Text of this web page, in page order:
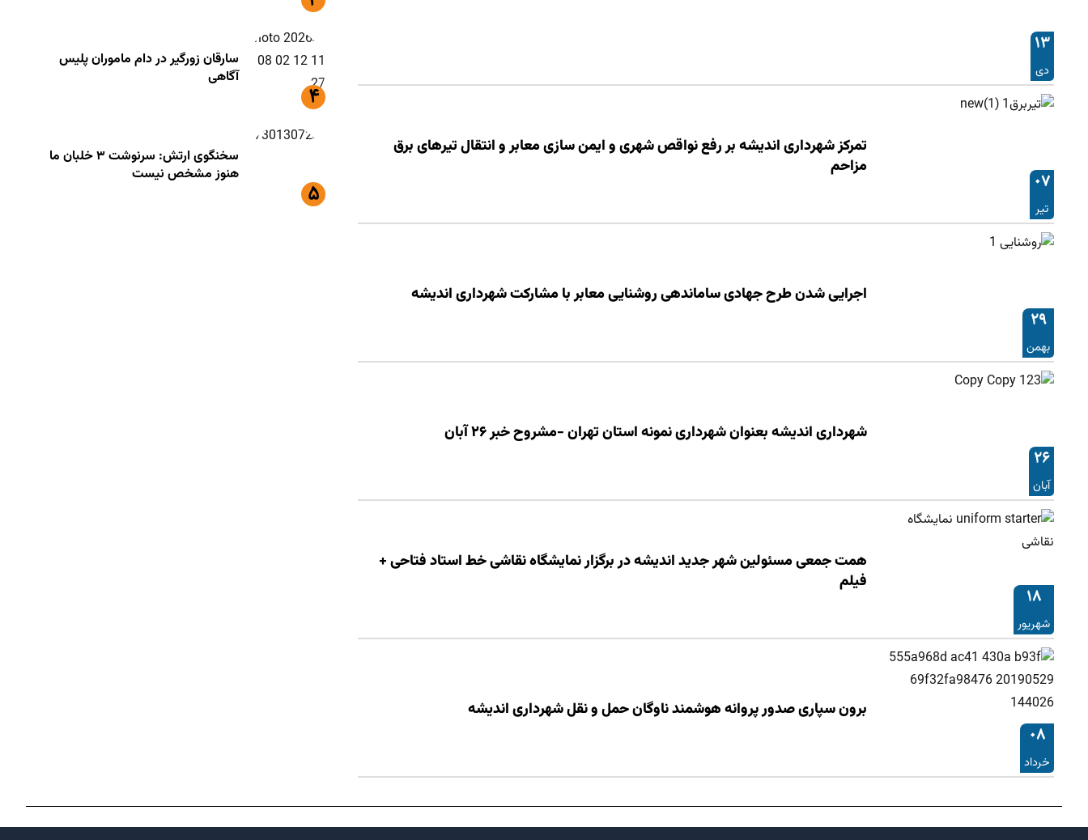
۱۳
دی
۰۷
تیر
تمركز شهرداری اندیشه بر رفع نواقص شهری و ایمن سازی معابر و انتقال تیرهای برق
مزاحم
۲۹
بهمن
اجرایی شدن طرح جهادی ساماندهی روشنایی معابر با مشارکت شهرداری اندیشه
۲۶
آبان
شهرداری اندیشه بعنوان شهرداری نمونه استان تهران -مشروح خبر ۲۶ آبان
۱۸
شهریور
همت جمعی مسئولین شهر جدید اندیشه در برگزار نمایشگاه نقاشی خط استاد فتاحی +
فیلم
۰۸
خرداد
برون سپاری صدور پروانه هوشمند ناوگان حمل و نقل شهرداری اندیشه
سارقان زورگیر در دام ماموران پلیس
آگاهی
سخنگوی ارتش: سرنوشت ۳ خلبان ما
هنوز مشخص نیست